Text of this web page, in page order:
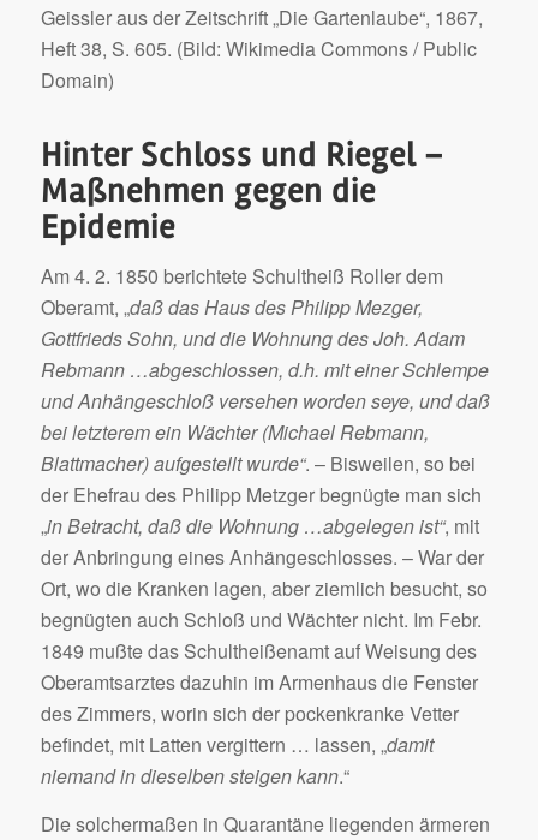
Geissler aus der Zeitschrift „Die Gartenlaube“, 1867,
Heft 38, S. 605. (Bild: Wikimedia Commons / Public
Domain)
Hinter Schloss und Riegel –
Maßnehmen gegen die
Epidemie
Am 4. 2. 1850 berichtete Schultheiß Roller dem
Oberamt, „daß das Haus des Philipp Mezger,
Gottfrieds Sohn, und die Wohnung des Joh. Adam
Rebmann …abgeschlossen, d.h. mit einer Schlempe
und Anhängeschloß versehen worden seye, und daß
bei letzterem ein Wächter (Michael Rebmann,
Blattmacher) aufgestellt wurde“. – Bisweilen, so bei
der Ehefrau des Philipp Metzger begnügte man sich
„in Betracht, daß die Wohnung …abgelegen ist“, mit
der Anbringung eines Anhängeschlosses. – War der
Ort, wo die Kranken lagen, aber ziemlich besucht, so
begnügten auch Schloß und Wächter nicht. Im Febr.
1849 mußte das Schultheißenamt auf Weisung des
Oberamtsarztes dazuhin im Armenhaus die Fenster
des Zimmers, worin sich der pockenkranke Vetter
befindet, mit Latten vergittern … lassen, „damit
niemand in dieselben steigen kann.“
Die solchermaßen in Quarantäne liegenden ärmeren